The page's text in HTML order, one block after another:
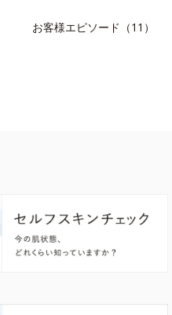
お客様エピソード（11）